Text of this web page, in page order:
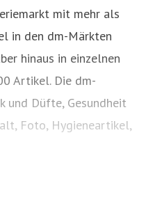
mit mehr als
in den dm-Märkten
hinaus in einzelnen
Artikel. Die dm-
und Düfte, Gesundheit
Foto, Hygieneartikel,